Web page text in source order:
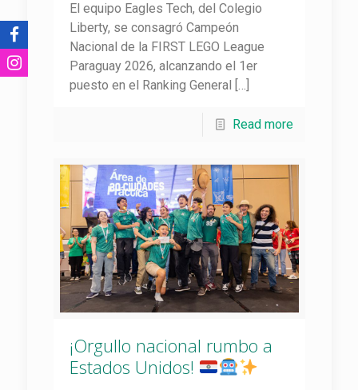
El equipo Eagles Tech, del Colegio
Liberty, se consagró Campeón
Nacional de la FIRST LEGO League
Paraguay 2026, alcanzando el 1er
puesto en el Ranking General
[…]
Read more
¡Orgullo nacional rumbo a
Estados Unidos!